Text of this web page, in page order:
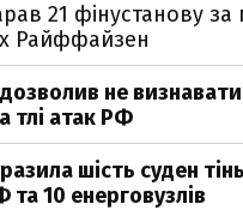
21 фінустанову
Райффайзен
не
тлі атак РФ
шість суден
10 енерговузлів